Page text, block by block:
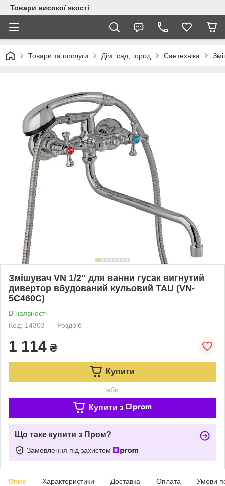
Товари високої якості
Товари та послуги Дім, сад, город Сантехніка
Змішувач VN 1/2" для ванни гусак вигнутий
дивертор вбудований кульовий TAU (VN-
5C460C)
В наявності
Код: 14303
Роздріб
1 114 ₴
Купити
або
Купити з
Що таке купити з Пром?
Замовлення під захистом
Опис Характеристики Доставка Оплата Умови